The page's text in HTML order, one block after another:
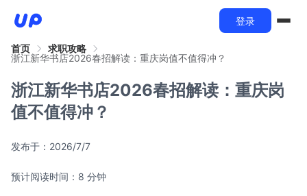
登录
首页
求职攻略
浙江新华书店2026春招解读：重庆岗值不值得冲？
浙江新华书店2026春招解读：重庆岗
值不值得冲？
发布于： 2026/7/7
预计阅读时间：8 分钟